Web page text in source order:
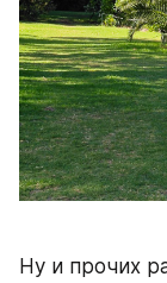
Ну и прочих